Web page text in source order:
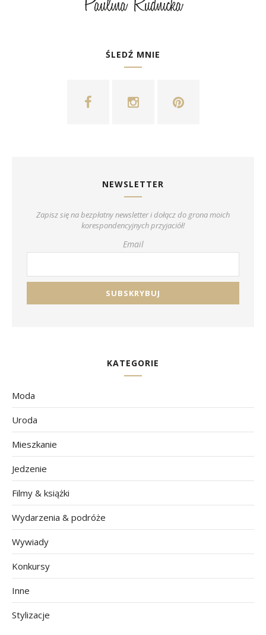
ŚLEDŹ MNIE
NEWSLETTER
Zapisz się na bezpłatny newsletter i dołącz do grona moich
korespondencyjnych przyjaciół!
Email
KATEGORIE
Moda
Uroda
Mieszkanie
Jedzenie
Filmy & książki
Wydarzenia & podróże
Wywiady
Konkursy
Inne
Stylizacje